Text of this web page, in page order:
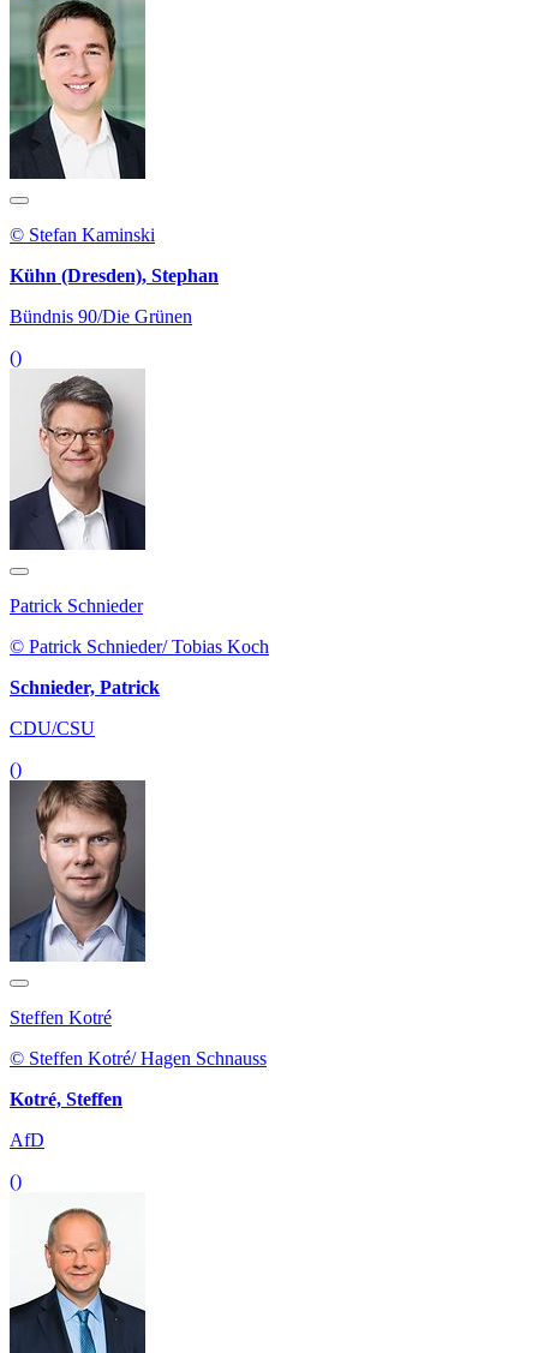
© Stefan Kaminski
Kühn (Dresden), Stephan
Bündnis 90/Die Grünen
()
Patrick Schnieder
© Patrick Schnieder/ Tobias Koch
Schnieder, Patrick
CDU/CSU
()
Steffen Kotré
© Steffen Kotré/ Hagen Schnauss
Kotré, Steffen
AfD
()